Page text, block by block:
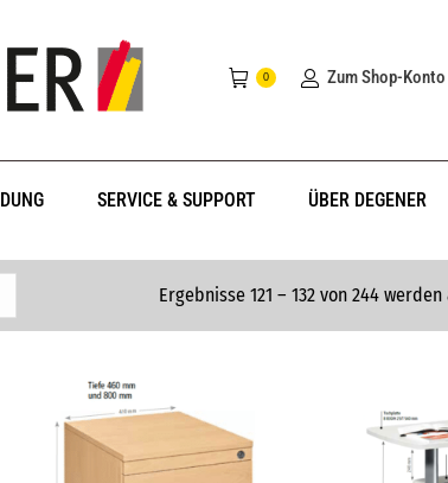
0 Zum Shop-Konto
SERVICE & SUPPORT ÜBER DEGENER
Ergebnisse 121 – 132 von 244